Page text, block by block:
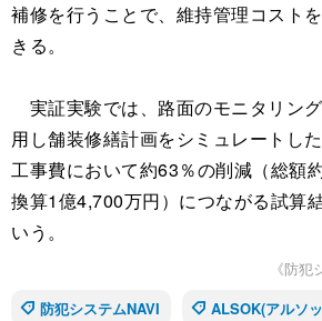
補修を行うことで、維持管理コスト
きる。
実証実験では、路面のモニタリン
用し舗装修繕計画をシミュレートし
工事費において約63％の削減（総額
換算1億4,700万円）につながる試算
いう。
《防犯
防犯システムNAVI
ALSOK(アルソ